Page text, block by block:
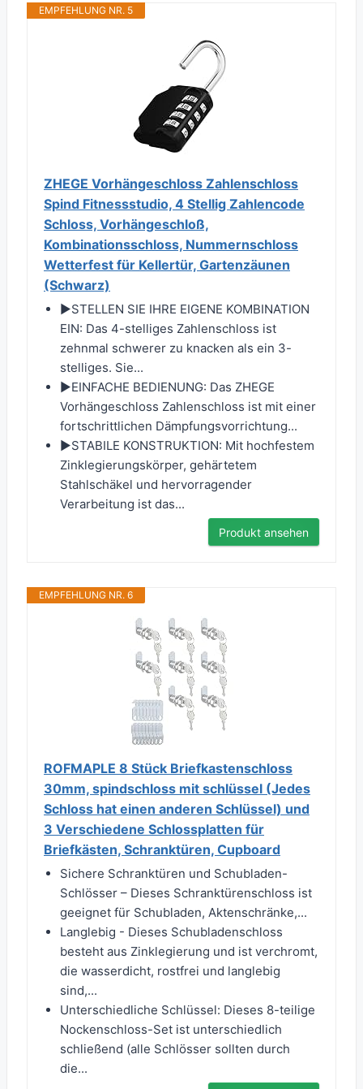
EMPFEHLUNG NR. 5
ZHEGE Vorhängeschloss Zahlenschloss
Spind Fitnessstudio, 4 Stellig Zahlencode
Schloss, Vorhängeschloß,
Kombinationsschloss, Nummernschloss
Wetterfest für Kellertür, Gartenzäunen
(Schwarz)
▶STELLEN SIE IHRE EIGENE KOMBINATION
EIN: Das 4-stelliges Zahlenschloss ist
zehnmal schwerer zu knacken als ein 3-
stelliges. Sie...
▶EINFACHE BEDIENUNG: Das ZHEGE
Vorhängeschloss Zahlenschloss ist mit einer
fortschrittlichen Dämpfungsvorrichtung...
▶STABILE KONSTRUKTION: Mit hochfestem
Zinklegierungskörper, gehärtetem
Stahlschäkel und hervorragender
Verarbeitung ist das...
Produkt ansehen
EMPFEHLUNG NR. 6
ROFMAPLE 8 Stück Briefkastenschloss
30mm, spindschloss mit schlüssel (Jedes
Schloss hat einen anderen Schlüssel) und
3 Verschiedene Schlossplatten für
Briefkästen, Schranktüren, Cupboard
Sichere Schranktüren und Schubladen-
Schlösser – Dieses Schranktürenschloss ist
geeignet für Schubladen, Aktenschränke,...
Langlebig - Dieses Schubladenschloss
besteht aus Zinklegierung und ist verchromt,
die wasserdicht, rostfrei und langlebig
sind,...
Unterschiedliche Schlüssel: Dieses 8-teilige
Nockenschloss-Set ist unterschiedlich
schließend (alle Schlösser sollten durch
die...